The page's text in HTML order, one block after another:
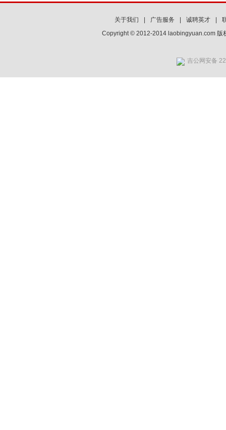
关于我们 广告服务 诚聘英才
Copyright © 2012-2014 laobingyuan.com 版
吉公网安备